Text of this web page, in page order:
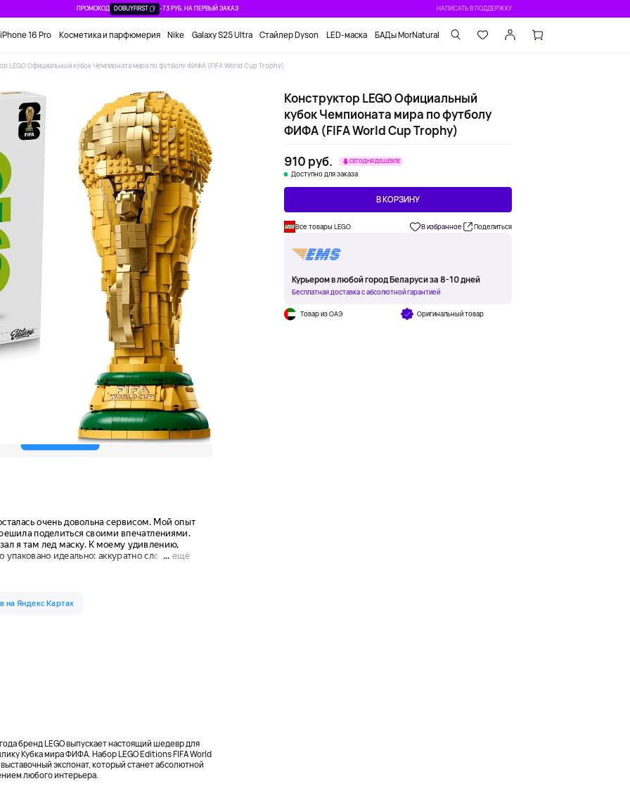
ПРОМОКОД DOBUYFIRST -73 РУБ. НА ПЕРВЫЙ ЗАКАЗ НАПИСАТЬ В ПОДДЕРЖКУ
iPhone 16 Pro Косметика и парфюмерия Nike Galaxy S25 Ultra Стайлер Dyson LED-маска БАДы MorNatural
LEGO Официальный кубок Чемпионата мира по футболу ФИФА (FIFA World Cup Trophy)
Конструктор LEGO Официальный
кубок Чемпионата мира по футболу
ФИФА (FIFA World Cup Trophy)
910 руб.
СЕГОДНЯ ДЕШЕВЛЕ
Доступно для заказа
В КОРЗИНУ
Все товары LEGO В избранное Поделиться
Курьером в любой город Беларуси за 8-10 дней
Бесплатная доставка с абсолютной гарантией
Товар из ОАЭ Оригинальный товар
бренд LEGO выпускает настоящий шедевр для
Кубка мира ФИФА. Набор LEGO Editions FIFA World
экспонат, который станет абсолютной
любого интерьера.